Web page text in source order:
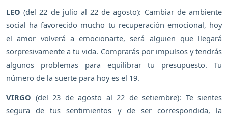
LEO (del 22 de julio al 22 de agosto): Cambiar de ambiente
social ha favorecido mucho tu recuperación emocional, hoy
el amor volverá a emocionarte, será alguien que llegará
sorpresivamente a tu vida. Comprarás por impulsos y tendrás
algunos problemas para equilibrar tu presupuesto. Tu
número de la suerte para hoy es el 19.
VIRGO (del 23 de agosto al 22 de setiembre): Te sientes
segura de tus sentimientos y de ser correspondida, la